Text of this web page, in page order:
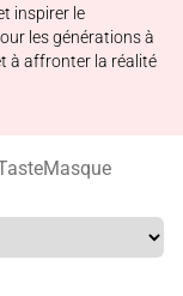
inspirer le
les générations à
à affronter la réalité